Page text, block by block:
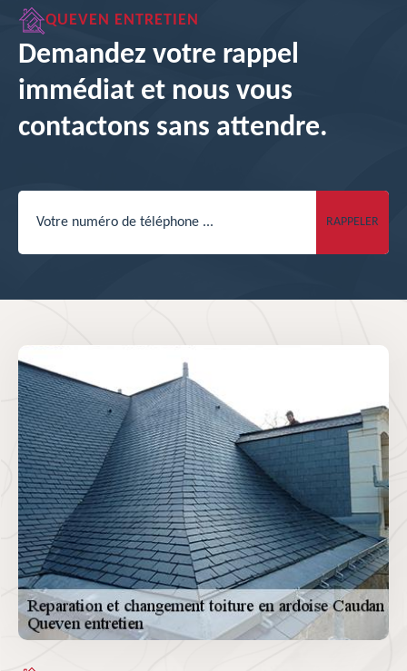
QUEVEN ENTRETIEN
Demandez votre rappel
immédiat et nous vous
contactons sans attendre.